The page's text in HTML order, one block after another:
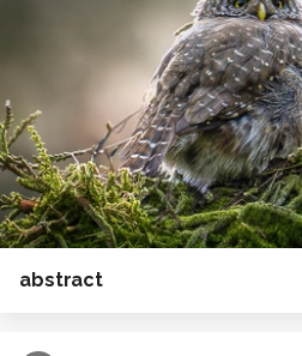
abstract